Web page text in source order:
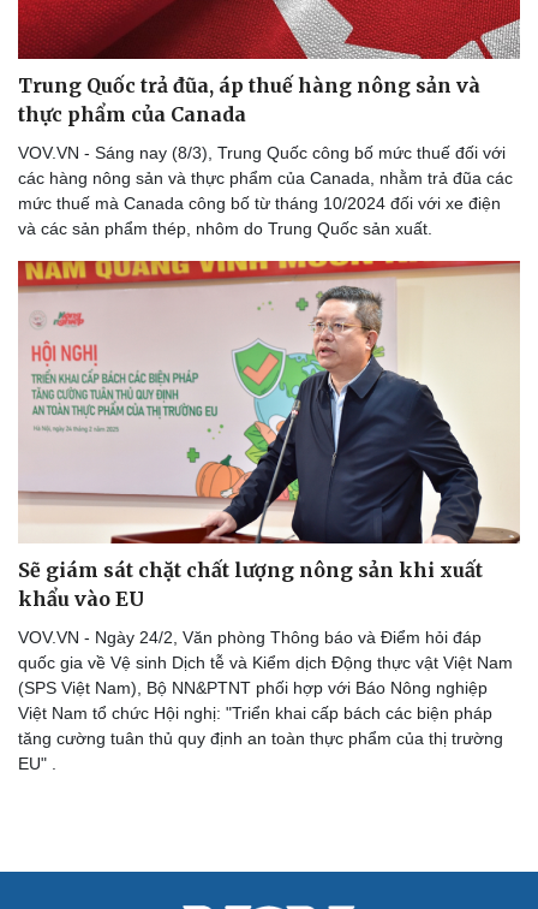
check-in
Cửa sổ tình yêu
Kể chuyện cho bé
Hạt giống tâm hồn
Trung Quốc trả đũa, áp thuế hàng nông sản và
thực phẩm của Canada
VOV.VN - Sáng nay (8/3), Trung Quốc công bố mức thuế đối với
các hàng nông sản và thực phẩm của Canada, nhằm trả đũa các
mức thuế mà Canada công bố từ tháng 10/2024 đối với xe điện
và các sản phẩm thép, nhôm do Trung Quốc sản xuất.
Sẽ giám sát chặt chất lượng nông sản khi xuất
khẩu vào EU
VOV.VN - Ngày 24/2, Văn phòng Thông báo và Điểm hỏi đáp
quốc gia về Vệ sinh Dịch tễ và Kiểm dịch Động thực vật Việt Nam
(SPS Việt Nam), Bộ NN&PTNT phối hợp với Báo Nông nghiệp
Việt Nam tổ chức Hội nghị: "Triển khai cấp bách các biện pháp
tăng cường tuân thủ quy định an toàn thực phẩm của thị trường
EU" .